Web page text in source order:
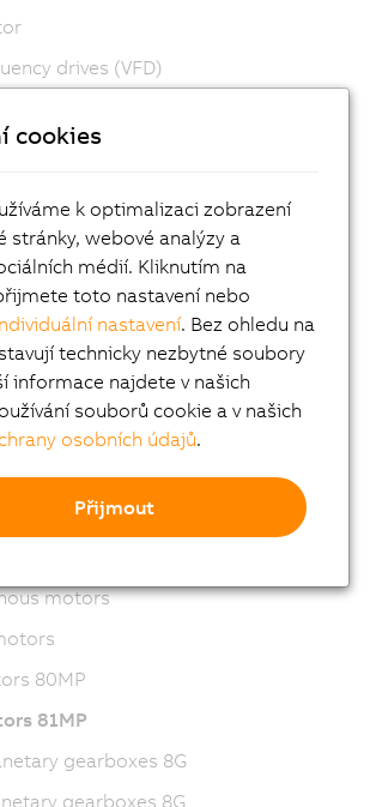
drives (VFD)
motors
motors
motors
motors
motors
motors
motors
motors
80MP
81MP
gearboxes 8G
gearboxes 8G
cookies
k optimalizaci zobrazení
stránky, webové analýzy a
médií. Kliknutím na
toto nastavení nebo
nastavení. Bez ohledu na
technicky nezbytné soubory
informace najdete v našich
souborů cookie a v našich
osobních údajů.
Přijmout